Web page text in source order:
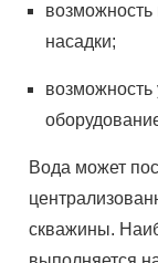
возможность
насадки;
возможность
Вода может
скважины.